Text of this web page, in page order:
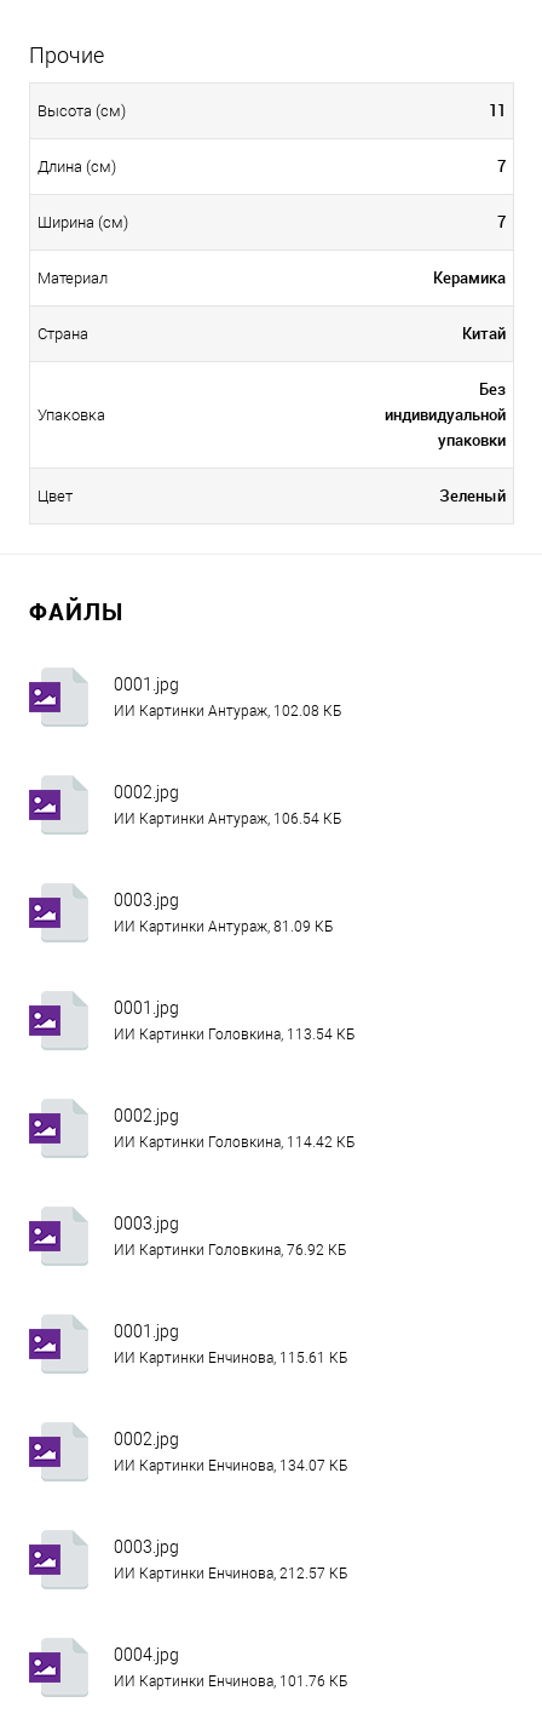
Прочие
Высота (см) 11
Длина (см) 7
Ширина (см) 7
Материал Керамика
Страна Китай
Упаковка
Без
индивидуальной
упаковки
Цвет Зеленый
ФАЙЛЫ
0001.jpg
ИИ Картинки Антураж, 102.08 КБ
0002.jpg
ИИ Картинки Антураж, 106.54 КБ
0003.jpg
ИИ Картинки Антураж, 81.09 КБ
0001.jpg
ИИ Картинки Головкина, 113.54 КБ
0002.jpg
ИИ Картинки Головкина, 114.42 КБ
0003.jpg
ИИ Картинки Головкина, 76.92 КБ
0001.jpg
ИИ Картинки Енчинова, 115.61 КБ
0002.jpg
ИИ Картинки Енчинова, 134.07 КБ
0003.jpg
ИИ Картинки Енчинова, 212.57 КБ
0004.jpg
ИИ Картинки Енчинова, 101.76 КБ